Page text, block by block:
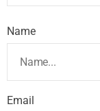
Name
Email